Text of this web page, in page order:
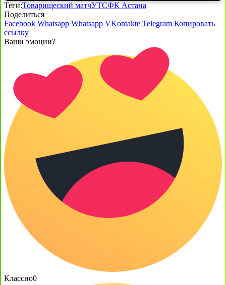
Теги:Товарищеский матчУТСФК Астана
Поделиться
Facebook Whatsapp Whatsapp VKontakte Telegram Копировать
ссылку
Ваши эмоции?
Классно0